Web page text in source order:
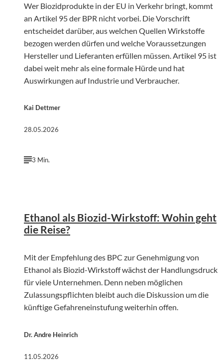
Wer Biozidprodukte in der EU in Verkehr bringt, kommt
an Artikel 95 der BPR nicht vorbei. Die Vorschrift
entscheidet darüber, aus welchen Quellen Wirkstoffe
bezogen werden dürfen und welche Voraussetzungen
Hersteller und Lieferanten erfüllen müssen. Artikel 95 ist
dabei weit mehr als eine formale Hürde und hat
Auswirkungen auf Industrie und Verbraucher.
Kai Dettmer
28.05.2026
3 Min.
Ethanol als Biozid-Wirkstoff: Wohin geht
die Reise?
Mit der Empfehlung des BPC zur Genehmigung von
Ethanol als Biozid-Wirkstoff wächst der Handlungsdruck
für viele Unternehmen. Denn neben möglichen
Zulassungspflichten bleibt auch die Diskussion um die
künftige Gefahreneinstufung weiterhin offen.
Dr. Andre Heinrich
11.05.2026